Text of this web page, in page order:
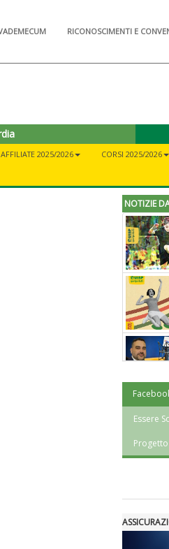
RICONOSCIMENTI E
2025/2026 CORSI 2025/2026
NOTIZIE
Essere